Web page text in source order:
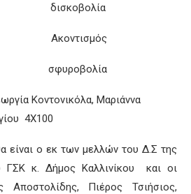
δισκοβολία
Ακοντισμός
σφυροβολία
Κοντονικόλα, Μαριάννα
4Χ100
είναι ο εκ των μελλών του Δ.Σ της
κ. Δήμος Καλλινίκου και οι
Αποστολίδης, Πιέρος Τσιήσιος,